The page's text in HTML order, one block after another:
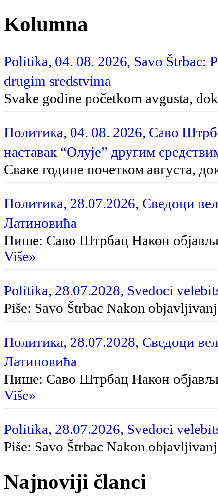
Kolumna
Politika, 04. 08. 2026, Savo Štrbac:
drugim sredstvima
Svake godine početkom avgusta,
Политика, 04. 08. 2026, Саво
наставак “Олује” другим
Сваке године почетком августа,
Политика, 28.07.2026, Сведоци
Латиновића
Пише: Саво Штрбац На­кон
Više»
Politika, 28.07.2028, Svedoci
Piše: Savo Štrbac Na­kon
Политика, 28.07.2028, Сведоци
Латиновића
Пише: Саво Штрбац Након
Više»
Politika, 28.07.2026, Svedoci
Piše: Savo Štrbac Nakon
Najnoviji članci